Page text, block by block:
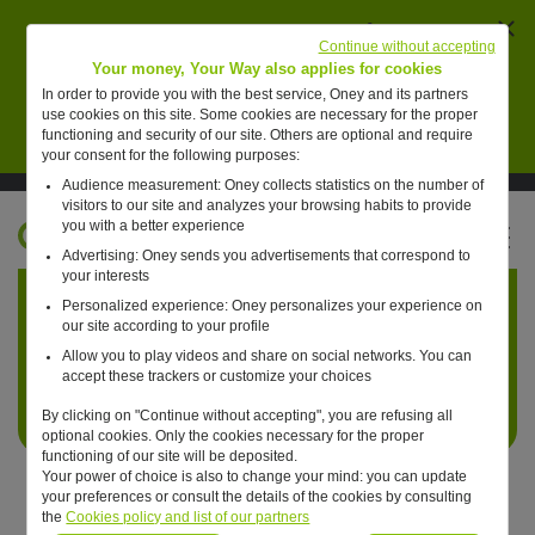
pour des collaborateurs de Oney pour vendre de
faux placements financiers.
En savoir plus
Suivre Oney sur LinkedIn
Suivre Oney sur YouTubeVoir les articles #oneday
Retour à l'accueil ?
Your money, Your Way also applies for cookies
In order to provide you with the best service, Oney and its partners
use cookies on this site. Some cookies are necessary for the proper
functioning and security of our site. Others are optional and require
your consent for the following purposes:
Audience measurement: Oney collects statistics on the number of
visitors to our site and analyzes your browsing habits to provide
you with a better experience
Advertising: Oney sends you advertisements that correspond to
your interests
Personalized experience: Oney personalizes your experience on
our site according to your profile
Allow you to play videos and share on social networks. You can
accept these trackers or customize your choices
By clicking on "Continue without accepting", you are refusing all
optional cookies. Only the cookies necessary for the proper
functioning of our site will be deposited.
Your power of choice is also to change your mind: you can update
your preferences or consult the details of the cookies by consulting
theCookies policy and list of our partners
Continue without accepting